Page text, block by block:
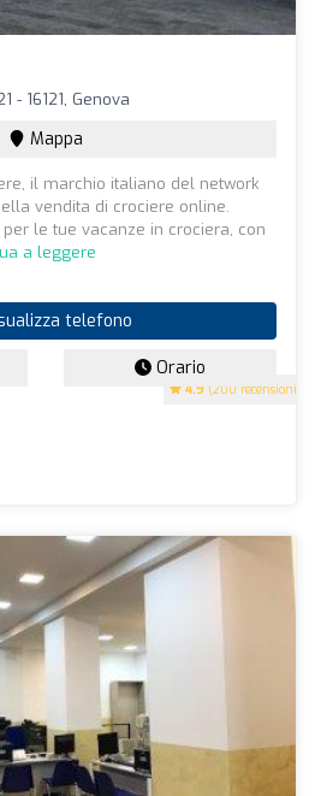
4.9 (200 recensioni)
- 16121, Genova
Mappa
il marchio italiano del network
vendita di crociere online.
le tue vacanze in crociera, con
a leggere
telefono
Orario